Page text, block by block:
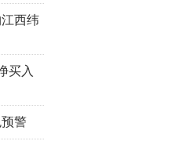
西纬
买入
警